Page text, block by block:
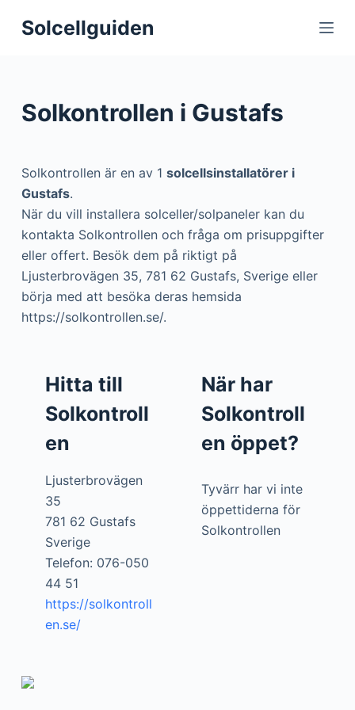
S
o
Solcellguiden
Solkontrollen i Gustafs
Solkontrollen är en av 1 solcellsinstallatörer i
Gustafs.
När du vill installera solceller/solpaneler kan du
kontakta Solkontrollen och fråga om prisuppgifter
eller offert. Besök dem på riktigt på
Ljusterbrovägen 35, 781 62 Gustafs, Sverige eller
börja med att besöka deras hemsida
https://solkontrollen.se/.
Hitta till
Solkontroll
en
Ljusterbrovägen
35
781 62 Gustafs
Sverige
Telefon: 076-050
44 51
https://solkontroll
en.se/
När har
Solkontroll
en öppet?
Tyvärr har vi inte
öppettiderna för
Solkontrollen